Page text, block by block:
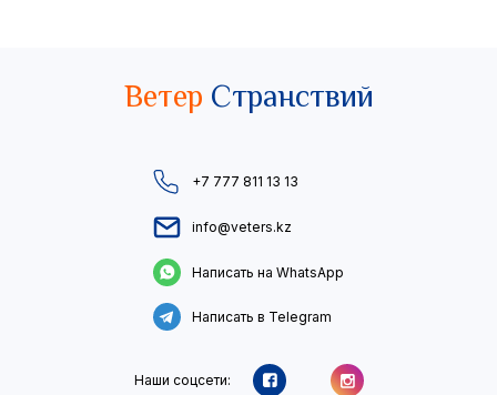
Ветер Странствий
+7 777 811 13 13
info@veters.kz
Написать на WhatsApp
Написать в Telegram
Наши соцсети: